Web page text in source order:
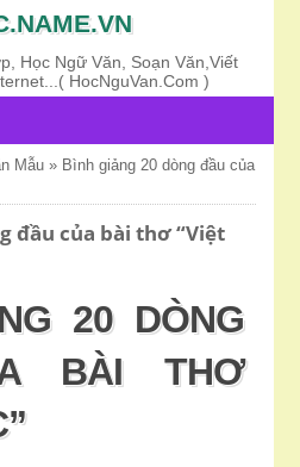
Học Ngữ Văn, Soạn Văn,Viết
HocNguVan.Com )
Mẫu » Bình giảng 20 dòng đầu của
đầu của bài thơ “Việt
20 DÒNG
BÀI THƠ